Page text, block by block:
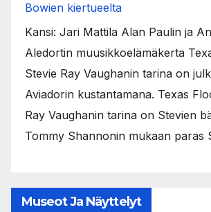
Bowien kiertueelta
Kansi: Jari Mattila Alan Paulin ja
Aledortin muusikkoelämäkerta
Stevie Ray Vaughanin tarina on
Aviadorin kustantamana. Texas
Ray Vaughanin tarina on Stevien
Tommy Shannonin mukaan paras
Museot Ja Näyttelyt